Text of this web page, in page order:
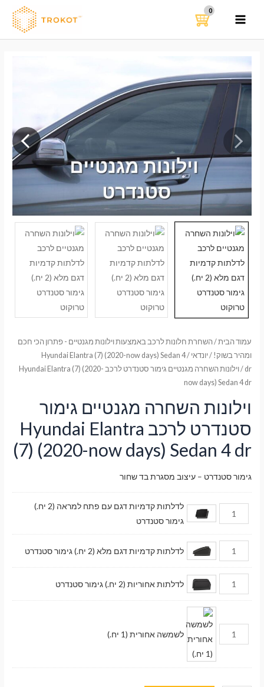
MAIN
עמוד הבית/השחרת חלונות לרכב באמצעות וילונות מגנטיים - פתרון הכי חכם
ומהיר בשוק! /יונדאי /
Hyundai Elantra (7) (2020-now days) Sedan 4
dr
/ וילונות השחרה מגנטיים גימור סטנדרט לרכב Hyundai Elantra (7) (2020-
now days) Sedan 4 dr
וילונות השחרה מגנטיים גימור
סטנדרט לרכב Hyundai Elantra
(7) (2020-now days) Sedan 4 dr
גימור סטנדרט – עיצוב מסגרת בד שחור
לדלתות קדמיות דגם עם פתח למראה (2 יח.)
גימור סטנדרט
לדלתות קדמיות דגם מלא (2 יח.) גימור סטנדרט
לדלתות אחוריות (2 יח.) גימור סטנדרט
לשמשה אחורית (1 יח.)